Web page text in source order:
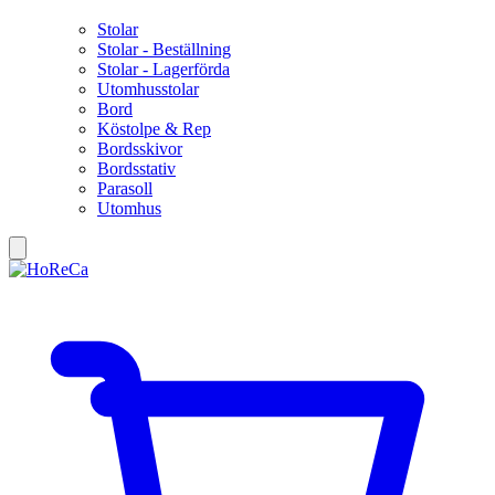
Stolar
Stolar - Beställning
Stolar - Lagerförda
Utomhusstolar
Bord
Köstolpe & Rep
Bordsskivor
Bordsstativ
Parasoll
Utomhus